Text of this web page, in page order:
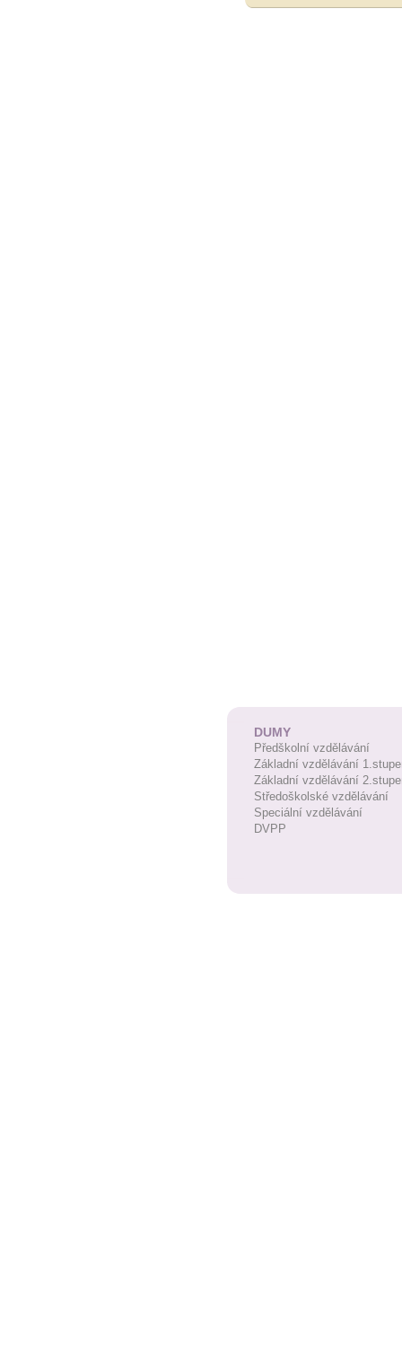
DUMY
Předškolní vzdělávání
Základní vzdělávání
Základní vzdělávání
Středoškolské vzdělávání
Speciální vzdělávání
DVPP